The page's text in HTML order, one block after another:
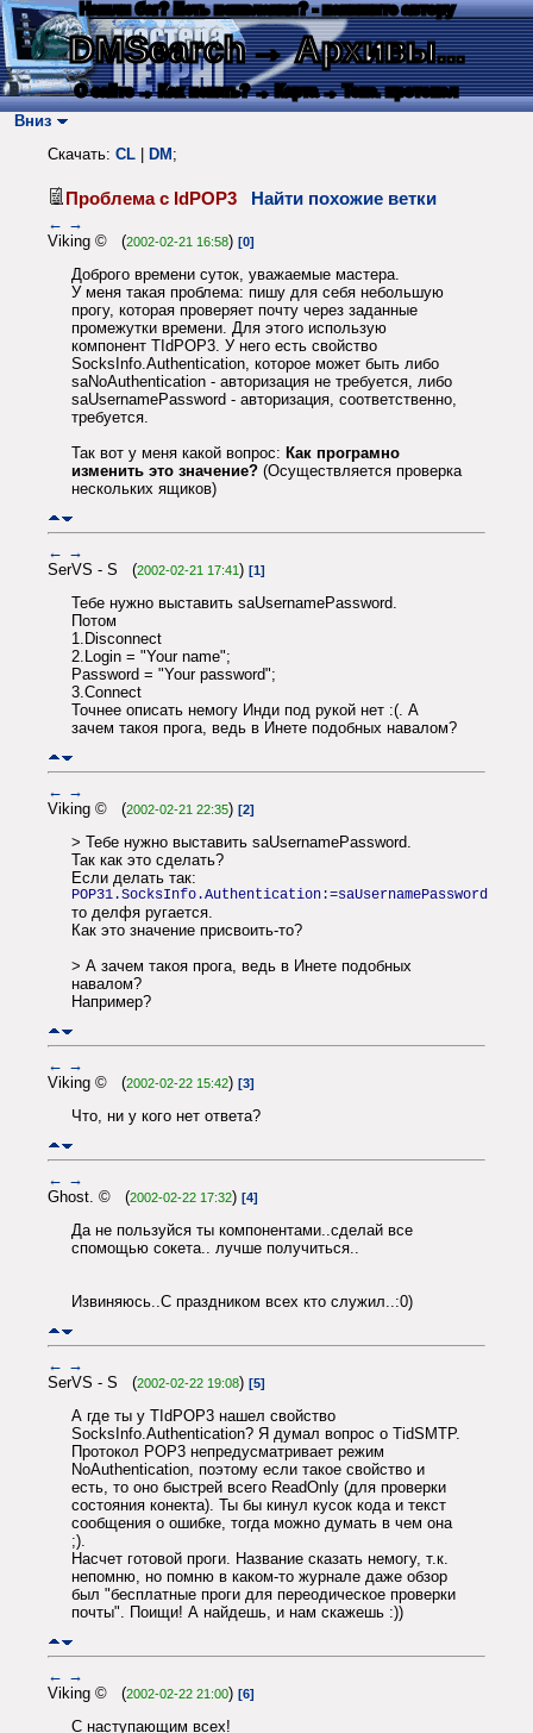
Нашли баг? Есть пожелания? - напишите автору
DMSearch→ Архивы...
О сайте → Как искать? → Карта → Текс. протокол
Вниз
Скачать: CL DM ;
Проблема с IdPOP3 Найти похожие ветки
← →
Viking © (2002-02-21 16:58) [0]
Доброго времени суток, уважаемые мастера.
У меня такая проблема: пишу для себя небольшую
прогу, которая проверяет почту через заданные
промежутки времени. Для этого использую
компонент TIdPOP3. У него есть свойство
SocksInfo.Authentication, которое может быть либо
saNoAuthentication - авторизация не требуется, либо
saUsernamePassword - авторизация, соответственно,
требуется.
Так вот у меня какой вопрос: Как програмно
изменить это значение? (Осуществляется проверка
нескольких ящиков)
← →
SerVS - S (2002-02-21 17:41) [1]
Тебе нужно выставить saUsernamePassword.
Потом
1.Disconnect
2.Login = "Your name";
Password = "Your password";
3.Connect
Точнее описать немогу Инди под рукой нет :(. А
зачем такоя прога, ведь в Инете подобных навалом?
← →
Viking © (2002-02-21 22:35) [2]
> Тебе нужно выставить saUsernamePassword.
Так как это сделать?
Если делать так:
POP31.SocksInfo.Authentication:=saUsernamePassword
то делфя ругается.
Как это значение присвоить-то?
> А зачем такоя прога, ведь в Инете подобных
навалом?
Например?
← →
Viking © (2002-02-22 15:42) [3]
Что, ни у кого нет ответа?
← →
Ghost. © (2002-02-22 17:32) [4]
Да не пользуйся ты компонентами..сделай все
спомощью сокета.. лучше получиться..
Извиняюсь..С праздником всех кто служил..:0)
← →
SerVS - S (2002-02-22 19:08) [5]
А где ты у TIdPOP3 нашел свойство
SocksInfo.Authentication? Я думал вопрос о TidSMTP.
Протокол POP3 непредусматривает режим
NoAuthentication, поэтому если такое свойство и
есть, то оно быстрей всего ReadOnly (для проверки
состояния конекта). Ты бы кинул кусок кода и текст
сообщения о ошибке, тогда можно думать в чем она
;).
Насчет готовой проги. Название сказать немогу, т.к.
непомню, но помню в каком-то журнале даже обзор
был "бесплатные проги для переодическое проверки
почты". Поищи! А найдешь, и нам скажешь :))
← →
Viking © (2002-02-22 21:00) [6]
С наступающим всех!